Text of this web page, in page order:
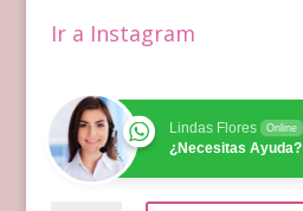
Ir a Instagram
Lindas Flores Online
¿Necesitas Ayuda?